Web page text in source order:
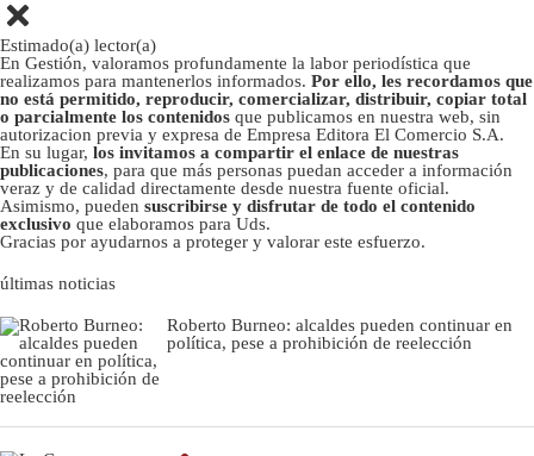
Estimado(a) lector(a)
En Gestión, valoramos profundamente la labor periodística que
realizamos para mantenerlos informados. Por ello, les recordamos que
no está permitido, reproducir, comercializar, distribuir, copiar total
o parcialmente los contenidos que publicamos en nuestra web, sin
autorizacion previa y expresa de Empresa Editora El Comercio S.A.
En su lugar, los invitamos a compartir el enlace de nuestras
publicaciones, para que más personas puedan acceder a información
veraz y de calidad directamente desde nuestra fuente oficial.
Asimismo, pueden suscribirse y disfrutar de todo el contenido
exclusivo que elaboramos para Uds.
Gracias por ayudarnos a proteger y valorar este esfuerzo.
últimas noticias
Roberto Burneo: alcaldes pueden continuar en
política, pese a prohibición de reelección